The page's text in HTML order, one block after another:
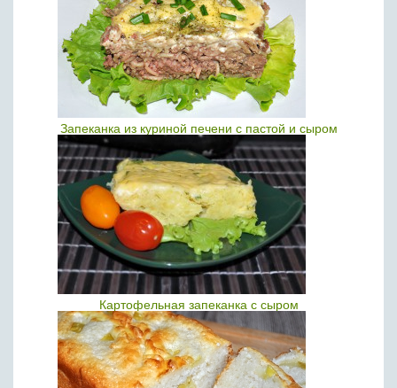
Запеканка из куриной печени с пастой и сыром
Картофельная запеканка с сыром